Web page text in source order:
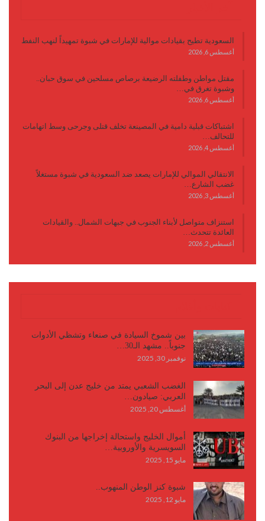
السعودية تطيح بقيادات موالية للإمارات في شبوة تمهيداً لنهب النفط
أغسطس 6, 2026
مقتل مواطن وطفلته الرضيعة برصاص مسلحين في سوق حبان..
وشبوة تغرق في…
أغسطس 6, 2026
اشتباكات قبلية دامية في المصينعة تخلف قتلى وجرحى وسط اتهامات
للتحالف…
أغسطس 4, 2026
الانتقالي الموالي للإمارات يصعد ضد السعودية في شبوة مستغلاً
غضب الشارع…
أغسطس 3, 2026
استنزاف متواصل لأبناء الجنوب في جبهات الشمال.. والقيادات
العائدة تتحدث…
أغسطس 2, 2026
بين شموخ السيادة في صنعاء وتشظي الأدوات
جنوباً.. مشهد الـ30…
نوفمبر 30, 2025
الغضب الشعبي يمتد من خليج عدن إلى البحر
العربي: صيادون…
أغسطس 20, 2025
أموال الخليج واستحالة إخراجها من البنوك
السويسرية والأوروبية…
مايو 15, 2025
شبوة كنز الوطن المنهوب..
مايو 12, 2025